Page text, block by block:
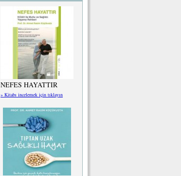
NEFES HAYATTIR
» Kitabı incelemek için tıklayın